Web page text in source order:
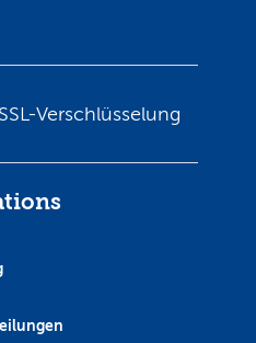
Verschlüsselung